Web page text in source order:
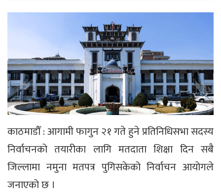
काठमाडौँ : आगामी फागुन २१ गते हुने प्रतिनिधिसभा सदस्य
निर्वाचनको तयारीका लागि मतदाता शिक्षा दिन सबै
जिल्लामा नमुना मतपत्र पुगिसकेको निर्वाचन आयोगले
जनाएको छ ।